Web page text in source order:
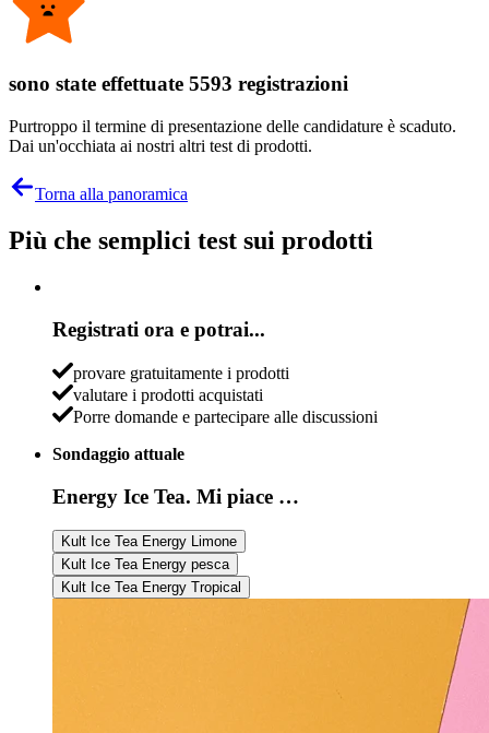
sono state effettuate 5593 registrazioni
Purtroppo il termine di presentazione delle candidature è scaduto.
Dai un'occhiata ai nostri altri test di prodotti.
Torna alla panoramica
Più che semplici test sui prodotti
Registrati ora e potrai...
provare gratuitamente i prodotti
valutare i prodotti acquistati
Porre domande e partecipare alle discussioni
Sondaggio attuale
Energy Ice Tea. Mi piace …
Kult Ice Tea Energy Limone
Kult Ice Tea Energy pesca
Kult Ice Tea Energy Tropical